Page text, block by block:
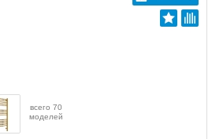
всего 70
моделей